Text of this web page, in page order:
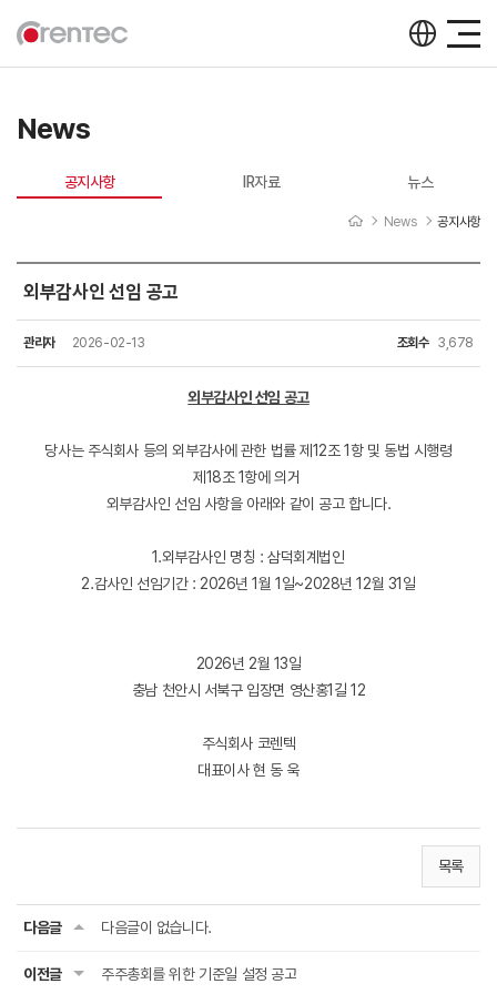
News
공지사항 IR자료 뉴스
News 공지사항
공지사항
외부감사인 선임 공고
관리자 2026-02-13 조회수 3,678
외부감사인 선임 공고
당사는 주식회사 등의 외부감사에 관한 법률 제12조 1항 및 동법 시행령
제18조 1항에 의거
외부감사인 선임 사항을 아래와 같이 공고 합니다.
1.외부감사인 명칭 : 삼덕회계법인
2.감사인 선임기간 : 2026년 1월 1일~2028년 12월 31일
2026년 2월 13일
충남 천안시 서북구 입장면 영산홍1길 12
주식회사 코렌텍
대표이사 현 동 욱
목록
다음글 다음글이 없습니다.
이전글 주주총회를 위한 기준일 설정 공고